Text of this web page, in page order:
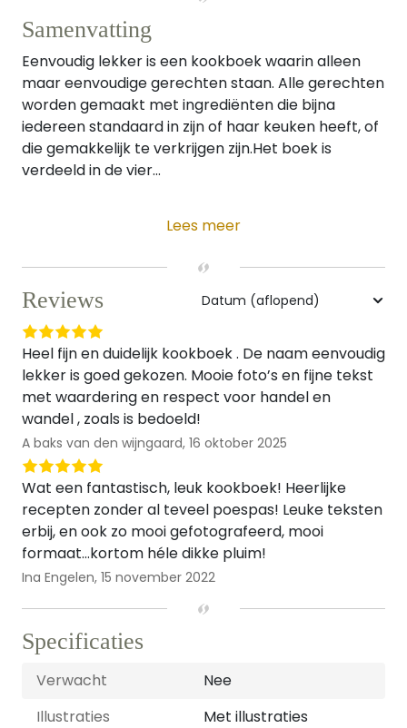
Samenvatting
Eenvoudig lekker is een kookboek waarin alleen
maar eenvoudige gerechten staan. Alle gerechten
worden gemaakt met ingrediënten die bijna
iedereen standaard in zijn of haar keuken heeft, of
die gemakkelijk te verkrijgen zijn.Het boek is
verdeeld in de vier...
Lees meer
Reviews
Heel fijn en duidelijk kookboek . De naam eenvoudig
lekker is goed gekozen. Mooie foto’s en fijne tekst
met waardering en respect voor handel en
wandel , zoals is bedoeld!
A baks van den wijngaard, 16 oktober 2025
Wat een fantastisch, leuk kookboek! Heerlijke
recepten zonder al teveel poespas! Leuke teksten
erbij, en ook zo mooi gefotografeerd, mooi
formaat…kortom héle dikke pluim!
Ina Engelen, 15 november 2022
Specificaties
Verwacht
Nee
Illustraties
Met illustraties